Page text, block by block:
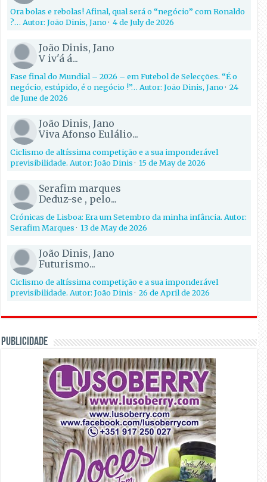
Ora bolas e rebolas! Afinal, qual será o “negócio” com Ronaldo
?… Autor: João Dinis, Jano·4 de July de 2026
João Dinis, Jano
V iv'á á...
Fase final do Mundial – 2026 – em Futebol de Selecções. “É o
negócio, estúpido, é o negócio !”… Autor: João Dinis, Jano·24
de June de 2026
João Dinis, Jano
Viva Afonso Eulálio...
Ciclismo de altíssima competição e a sua imponderável
previsibilidade. Autor: João Dinis·15 de May de 2026
Serafim marques
Deduz-se , pelo...
Crónicas de Lisboa: Era um Setembro da minha infância. Autor:
Serafim Marques·13 de May de 2026
João Dinis, Jano
Futurismo...
Ciclismo de altíssima competição e a sua imponderável
previsibilidade. Autor: João Dinis·26 de April de 2026
PUBLICIDADE